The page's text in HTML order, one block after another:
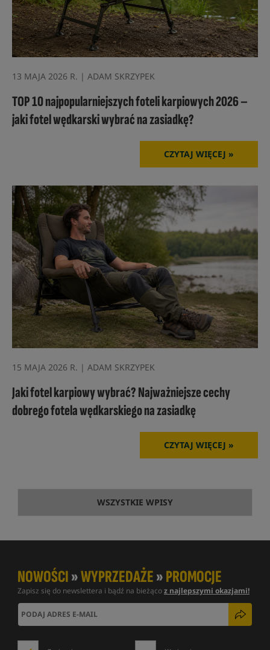
13 MAJA 2026 R. | ADAM SKRZYPEK
TOP 10 najpopularniejszych foteli karpiowych 2026 –
jaki fotel wędkarski wybrać na zasiadkę?
CZYTAJ WIĘCEJ »
15 MAJA 2026 R. | ADAM SKRZYPEK
Jaki fotel karpiowy wybrać? Najważniejsze cechy
dobrego fotela wędkarskiego na zasiadkę
CZYTAJ WIĘCEJ »
WSZYSTKIE WPISY
NOWOŚCI»WYPRZEDAŻE»PROMOCJE
Zapisz się do newslettera i bądź na bieżącoz najlepszymi okazjami!